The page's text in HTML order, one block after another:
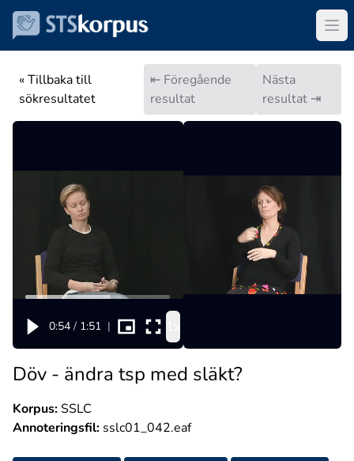
« Tillbaka till
sökresultatet
⇤ Föregående
resultat
Nästa
resultat ⇥
0:54 / 1:51 |
Döv - ändra tsp med släkt?
Korpus:SSLC
Annoteringsfil: sslc01_042.eaf